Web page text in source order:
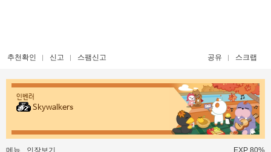
추천확인 신고 스팸신고 공유 스크랩
인벤러
Skywalkers